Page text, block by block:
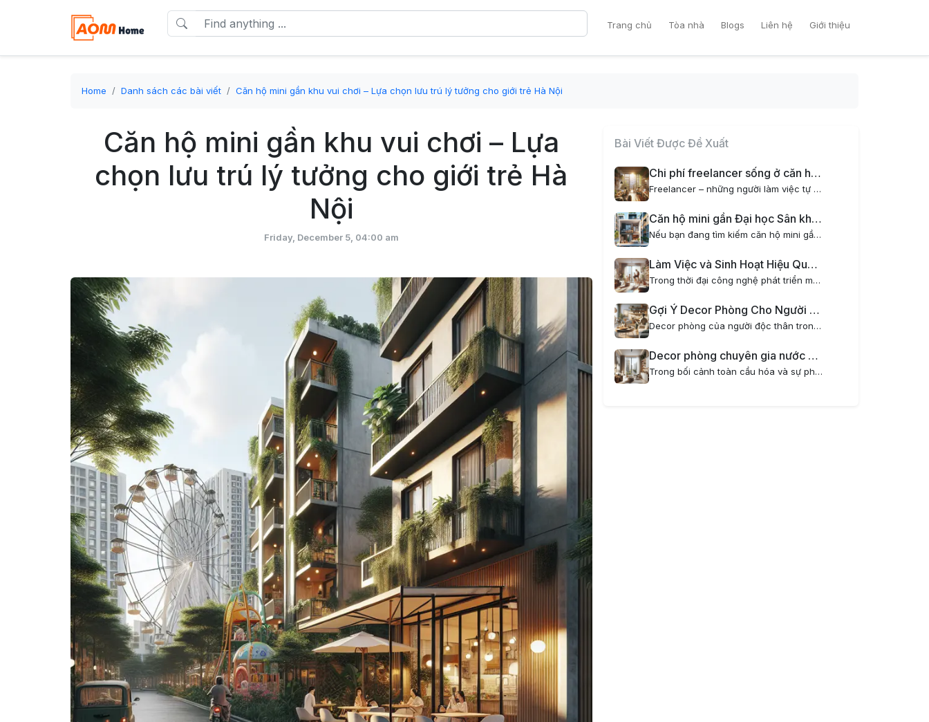
Trang chủ Tòa nhà Blogs Liên hệ Giới thiệu
Home Danh sách các bài viết Căn hộ mini gần khu vui chơi – Lựa chọn lưu trú lý tưởng cho giới trẻ Hà Nội
Căn hộ mini gần khu vui chơi – Lựa
chọn lưu trú lý tưởng cho giới trẻ Hà
Nội
Friday, December 5, 04:00 am
Bài Viết Được Đề Xuất
Chi phí freelancer sống ở căn hộ mini tại Hà Nội có gì đặc biệt?
Freelancer – những người làm việc tự do đang ngày càng trở nên phổ biến tại Việt Nam, đặc biệt là tại các thành phố lớn như Hà Nội. Một trong những yếu tố quan trọng ảnh hưởng đến cuộc sống và công việc của freelancer chính là chi phí sinh hoạt, đặc...
Căn hộ mini gần Đại học Sân khấu Điện ảnh – Nơi lý tưởng cho sinh viên và người đi làm
Nếu bạn đang tìm kiếm căn hộ mini gần Đại học Sân khấu Điện ảnh, AOM Home là lựa chọn hoàn hảo dành cho bạn. Với vị trí đắc địa, tiện nghi hiện đại và phong cách sống xanh kết hợp thiết kế nội thất chill, AOM Home mang đến không gian sống tiện nghi,...
Làm Việc và Sinh Hoạt Hiệu Quả Cho Gia Đình Trẻ Khi Thuê Chung Cư Mini
Trong thời đại công nghệ phát triển mạnh mẽ, xu hướng làm việc tại nhà ngày càng phổ biến, đặc biệt đối với các gia đình trẻ. Tuy nhiên, không phải ai cũng có không gian lý tưởng để vừa làm việc vừa sinh hoạt thoải mái. Đó là lý do thuê chung cư...
Gợi Ý Decor Phòng Cho Người Độc Thân Trong Chung Cư Mini Hiện Đại
Decor phòng của người độc thân trong chung cư mini là một nghệ thuật thú vị, giúp biến không gian sống trở nên tiện nghi, phong cách và thể hiện cá tính riêng. Đặc biệt với những ai yêu thích sự tối giản, hiện đại nhưng vẫn muốn có một không gian...
Decor phòng chuyên gia nước ngoài sống tại căn hộ mini sang trọng và tiện nghi
Trong bối cảnh toàn cầu hóa và sự phát triển mạnh mẽ của các doanh nghiệp quốc tế tại Hà Nội, nhu cầu về căn hộ dịch vụ mini cho chuyên gia nước ngoài ngày càng tăng cao. Việc decor phòng dành cho chuyên gia nước ngoài không chỉ đòi hỏi sự hiện đại,...